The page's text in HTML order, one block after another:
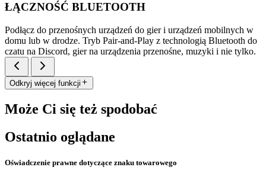
ŁĄCZNOŚĆ BLUETOOTH
Podłącz do przenośnych urządzeń do gier i urządzeń mobilnych w
domu lub w drodze. Tryb Pair-and-Play z technologią Bluetooth do
czatu na Discord, gier na urządzenia przenośne, muzyki i nie tylko.
Odkryj więcej funkcji
Może Ci się też spodobać
Ostatnio oglądane
Oświadczenie prawne dotyczące znaku towarowego